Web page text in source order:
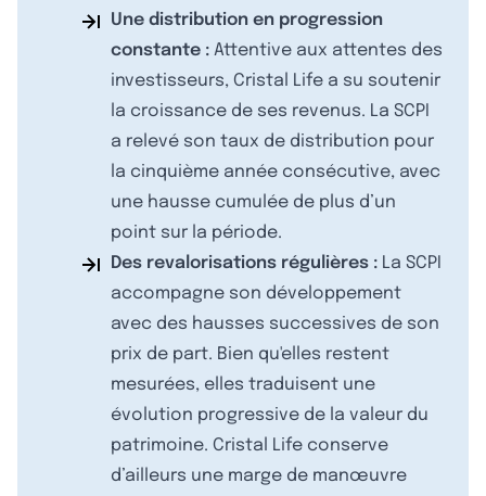
Une distribution en progression
constante : Attentive aux attentes des
investisseurs, Cristal Life a su soutenir
la croissance de ses revenus. La SCPI
a relevé son taux de distribution pour
la cinquième année consécutive, avec
une hausse cumulée de plus d’un
point sur la période.
Des revalorisations régulières : La SCPI
accompagne son développement
avec des hausses successives de son
prix de part. Bien qu'elles restent
mesurées, elles traduisent une
évolution progressive de la valeur du
patrimoine. Cristal Life conserve
d’ailleurs une marge de manœuvre